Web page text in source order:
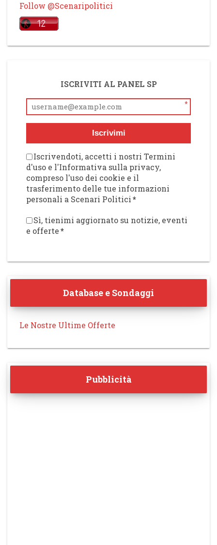
Follow @Scenaripolitici
ISCRIVITI AL PANEL SP
*
Iscrivimi
Iscrivendoti, accetti i nostri Termini
d'uso e l'Informativa sulla privacy,
compreso l'uso dei cookie e il
trasferimento delle tue informazioni
personali a Scenari Politici*
Sì, tienimi aggiornato su notizie, eventi
e offerte*
Database e Sondaggi
Le Nostre Ultime Offerte
Pubblicità